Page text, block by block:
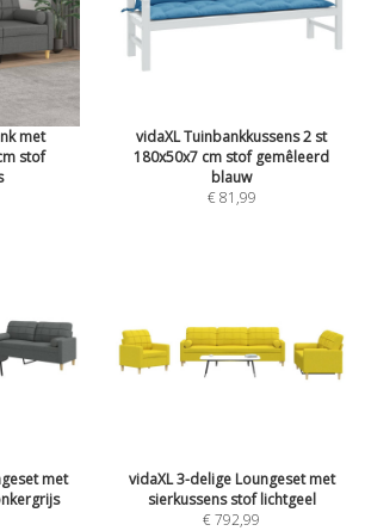
met
stof
vidaXL Tuinbankkussens 2 st
180x50x7 cm stof gemêleerd
blauw
€ 81,99
met
vidaXL 3-delige Loungeset met
sierkussens stof lichtgeel
€ 792,99